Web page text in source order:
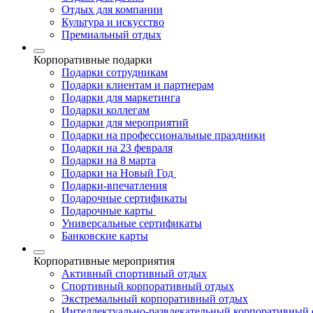
Отдых для компании
Культура и искусство
Премиальный отдых
Корпоративные подарки
Подарки сотрудникам
Подарки клиентам и партнерам
Подарки для маркетинга
Подарки коллегам
Подарки для мероприятий
Подарки на профессиональные праздники
Подарки на 23 февраля
Подарки на 8 марта
Подарки на Новый Год
Подарки-впечатления
Подарочные сертификаты
Подарочные карты
Универсальные сертификаты
Банковские карты
Корпоративные мероприятия
Активный спортивный отдых
Спортивный корпоративный отдых
Экстремальный корпоративный отдых